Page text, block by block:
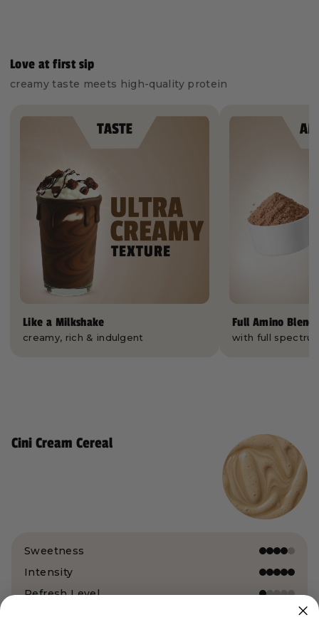
Love at first sip
creamy taste meets high-quality protein
Like a Milkshake
creamy, rich & indulgent
Full Amino Blend
with full
Cini Cream Cereal
Sweetness
Intensity
Refresh Level